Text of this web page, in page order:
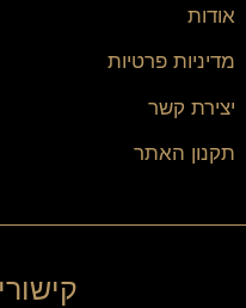
אודות
מדיניות פרטיות
יצירת קשר
תקנון האתר